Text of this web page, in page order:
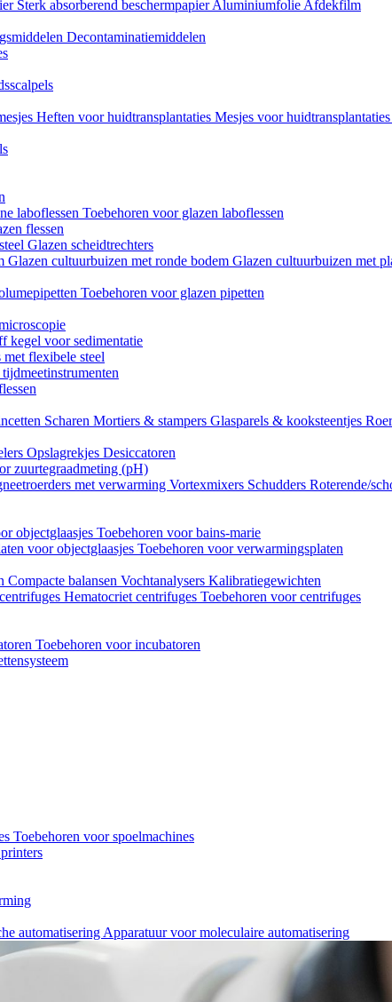
Sterk absorberend beschermpapierAluminiumfolie Afdekfilm
Decontaminatiemiddelen
Heften voor huidtransplantaties Mesjes voor huidtransplantaties
laboflessen Toebehoren voor glazen laboflessen
flessen
Glazen scheidtrechters
Glazen cultuurbuizen met ronde bodem Glazen cultuurbuizen met
Toebehoren voor glazen pipetten
kegel voor sedimentatie
met flexibele steel
Scharen Mortiers & stampers Glasparels & kooksteentjes
Opslagrekjes Desiccatoren
zuurtegraadmeting (pH)
met verwarming Vortexmixers Schudders Roterende/
objectglaasjes Toebehoren voor bains-marie
voor objectglaasjes Toebehoren voor verwarmingsplaten
Compacte balansen Vochtanalysers Kalibratiegewichten
Hematocriet centrifuges Toebehoren voor centrifuges
Toebehoren voor incubatoren
Toebehoren voor spoelmachines
automatisering Apparatuur voor moleculaire automatisering